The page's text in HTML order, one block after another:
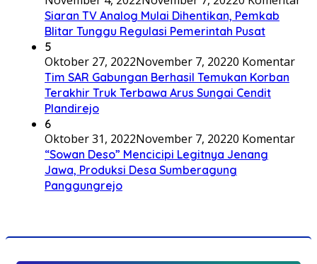
Siaran TV Analog Mulai Dihentikan, Pemkab
Blitar Tunggu Regulasi Pemerintah Pusat
5
Oktober 27, 2022November 7, 20220 Komentar
Tim SAR Gabungan Berhasil Temukan Korban
Terakhir Truk Terbawa Arus Sungai Cendit
Plandirejo
6
Oktober 31, 2022November 7, 20220 Komentar
“Sowan Deso” Mencicipi Legitnya Jenang
Jawa, Produksi Desa Sumberagung
Panggungrejo